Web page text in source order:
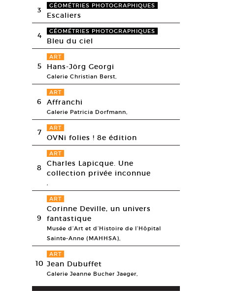
3 GÉOMÉTRIES PHOTOGRAPHIQUES
Escaliers
4 GÉOMÉTRIES PHOTOGRAPHIQUES
Bleu du ciel
5
ART
Hans-Jörg Georgi
Galerie Christian Berst,
6
ART
Affranchi
Galerie Patricia Dorfmann,
7 ART
OVNi folies ! 8e édition
8
ART
Charles Lapicque. Une
collection privée inconnue
,
9
ART
Corinne Deville, un univers
fantastique
Musée d’Art et d’Histoire de l’Hôpital
Sainte-Anne (MAHHSA),
10
ART
Jean Dubuffet
Galerie Jeanne Bucher Jaeger,